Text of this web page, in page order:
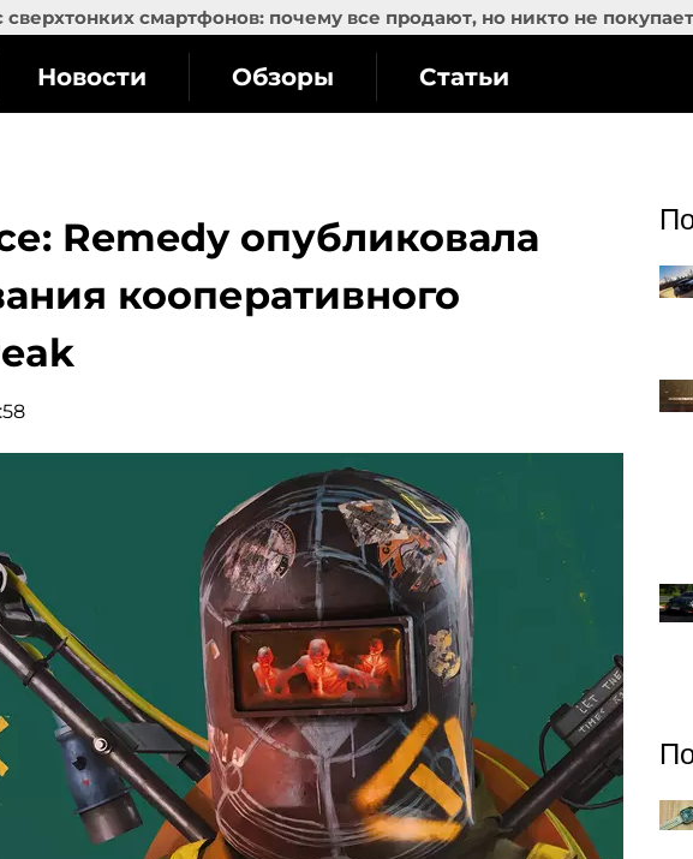
сверхтонких смартфонов: почему все продают, но никто не покупает
Новости Обзоры Статьи
Remedy опубликовала
кооперативного